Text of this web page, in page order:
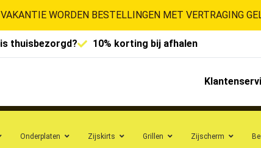
WORDEN BESTELLINGEN MET VERTRAGING
thuisbezorgd? 10% korting bij afhalen
Onderplaten Zijskirts Grillen Zijscherm